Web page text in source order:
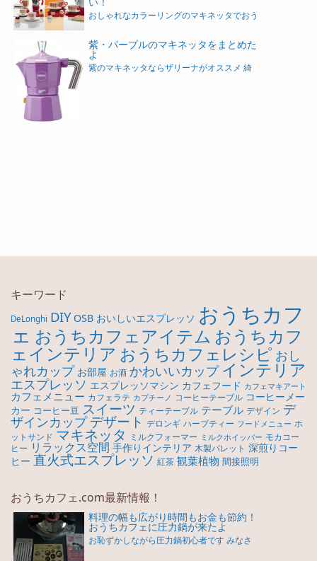
おしゃれなカラーリングのマキネッタでおう
紫・パープルのマキネッタをまとめた
よ
紫のマキネッタならザリーナがオススメ 綺
キーワード
DeLonghi DIY OSB おいしいエスプレッソ おうちカフ
ェ おうちカフェアイテム おうちカフ
ェインテリア おうちカフェレシピ おし
ゃれカップ お部屋 お酒 かわいいカップ インテリア
エスプレッソ エスプレッソマシン カフェフード カフェマキアート
カフェメニュー カフェラテ カプチーノ コーヒーテーブル コーヒーメー
カー コーヒー豆 スイーツ ティーテーブル テーブル デザイン デ
ザインカップ デザート デロンギ ハーブティー フードメニュー ホ
ットサンド マキネッタ ミルクフォーマー ミルクホイッパー モカコー
ヒー リラックス空間 手作りインテリア 木製パレット 深煎りコー
ヒー 直火式エスプレッソ 紅茶 観葉植物 間接照明
おうちカフェ.com最新情報！
料理の幅も広がり時間もお金も節約！
おうちカフェに圧力鍋が来たよ
お恥ずかしながら圧力鍋初心者です みなさ